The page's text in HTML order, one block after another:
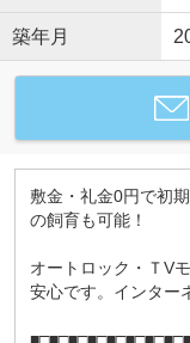
築年月
敷金・礼金0円で初
の飼育も可能！
オートロック・ＴV
安心です。インター